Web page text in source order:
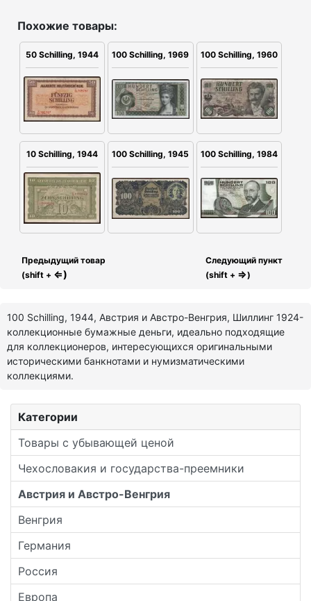
Категории
Товары с убывающей ценой
Чехословакия и государства-преемники
Австрия и Австро-Венгрия
Венгрия
Германия
Россия
Европа
Похожие товары:
50 Schilling, 1944 100 Schilling, 1969 100 Schilling, 1960
10 Schilling, 1944 100 Schilling, 1945 100 Schilling, 1984
Предыдущий товар
(shift + ⇐)
Следующий пункт
(shift + ⇒)
100 Schilling, 1944, Австрия и Австро-Венгрия, Шиллинг 1924-
коллекционные бумажные деньги, идеально подходящие
для коллекционеров, интересующихся оригинальными
историческими банкнотами и нумизматическими
коллекциями.